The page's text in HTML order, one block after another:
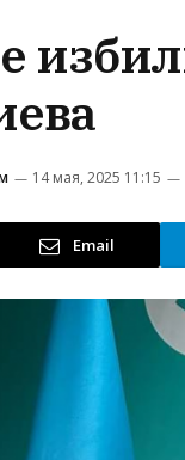
14 мая, 2025 11:15
Email